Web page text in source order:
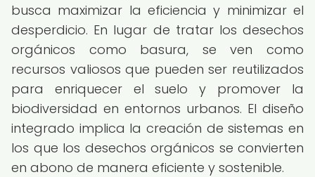
busca maximizar la eficiencia y minimizar el
desperdicio. En lugar de tratar los desechos
orgánicos como basura, se ven como
recursos valiosos que pueden ser reutilizados
para enriquecer el suelo y promover la
biodiversidad en entornos urbanos. El diseño
integrado implica la creación de sistemas en
los que los desechos orgánicos se convierten
en abono de manera eficiente y sostenible.